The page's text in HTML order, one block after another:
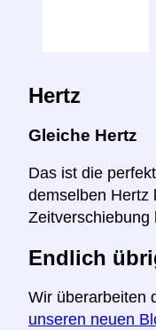
Hertz
Gleiche Hertz
Das ist die
demselben Hertz
Zeitverschiebung
Endlich
Wir überarbeiten
unseren neuen